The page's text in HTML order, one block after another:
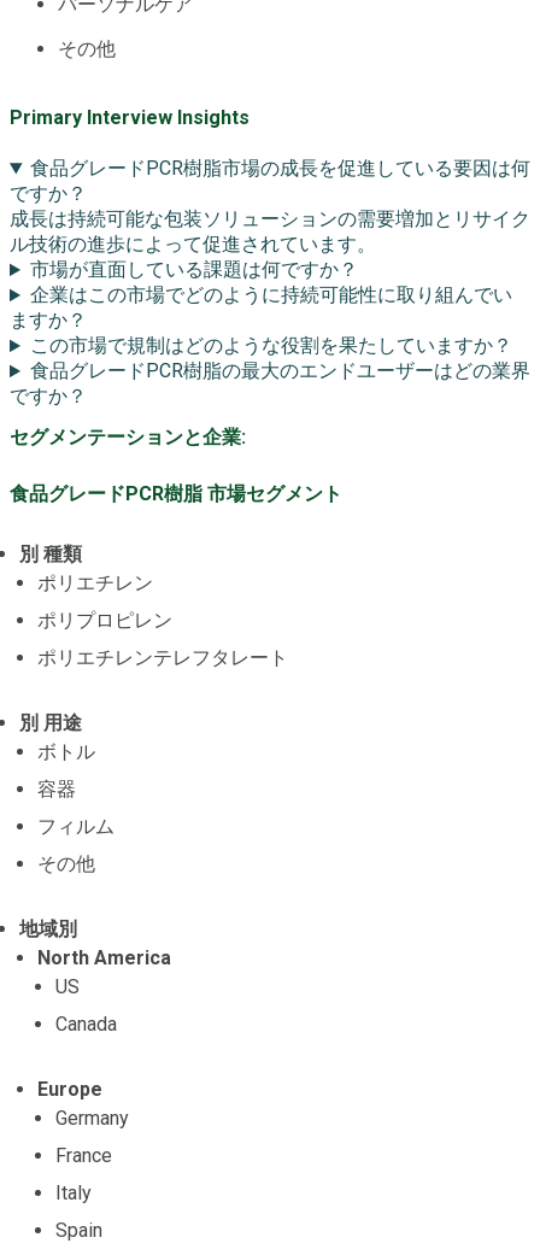
その他
Primary Interview Insights
食品グレードPCR樹脂市場の成長を促進している要因は何
ですか？
成長は持続可能な包装ソリューションの需要増加とリサイク
ル技術の進歩によって促進されています。
市場が直面している課題は何ですか？
企業はこの市場でどのように持続可能性に取り組んでい
ますか？
この市場で規制はどのような役割を果たしていますか？
食品グレードPCR樹脂の最大のエンドユーザーはどの業界
ですか？
セグメンテーションと企業:
食品グレードPCR樹脂 市場セグメント
別 種類
ポリエチレン
ポリプロピレン
ポリエチレンテレフタレート
別 用途
ボトル
容器
フィルム
その他
地域別
North America
US
Canada
Europe
Germany
France
Italy
Spain